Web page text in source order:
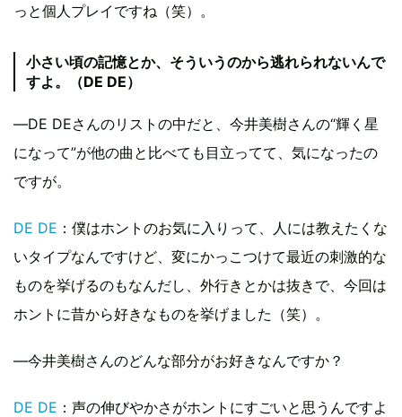
っと個人プレイですね（笑）。
小さい頃の記憶とか、そういうのから逃れられないんで
すよ。（DE DE）
―DE DEさんのリストの中だと、今井美樹さんの“輝く星
になって”が他の曲と比べても目立ってて、気になったの
ですが。
DE DE ：僕はホントのお気に入りって、人には教えたくな
いタイプなんですけど、変にかっこつけて最近の刺激的な
ものを挙げるのもなんだし、外行きとかは抜きで、今回は
ホントに昔から好きなものを挙げました（笑）。
―今井美樹さんのどんな部分がお好きなんですか？
DE DE ：声の伸びやかさがホントにすごいと思うんですよ